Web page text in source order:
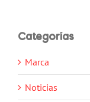
Categorías
Marca
Noticias